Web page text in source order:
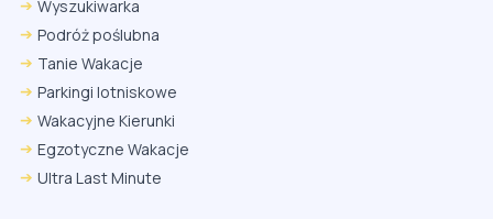
Wyszukiwarka
Podróż poślubna
Tanie Wakacje
Parkingi lotniskowe
Wakacyjne Kierunki
Egzotyczne Wakacje
Ultra Last Minute